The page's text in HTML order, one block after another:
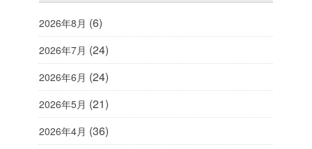
2026年8月 (6)
2026年7月 (24)
2026年6月 (24)
2026年5月 (21)
2026年4月 (36)